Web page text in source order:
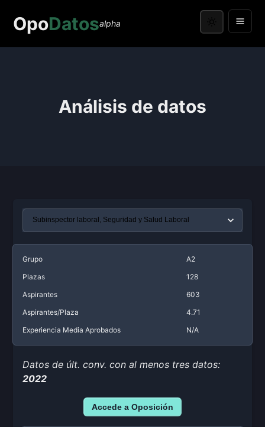
OpoDatosalpha
Análisis de datos
Grupo
A2
Plazas
128
Aspirantes
603
Aspirantes/Plaza
4.71
Experiencia Media Aprobados
N/A
Datos de últ. conv. con al menos tres datos:
2022
Accede a Oposición